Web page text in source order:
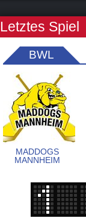
Letztes Spiel
BWL
MADDOGS
MANNHEIM